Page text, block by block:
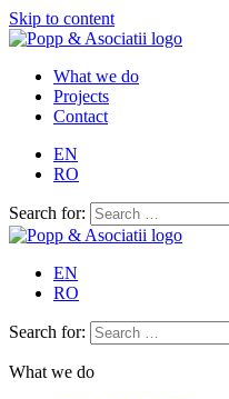
Skip to content
What we do
Projects
Contact
EN
RO
Search for:
EN
RO
Search for:
What we do